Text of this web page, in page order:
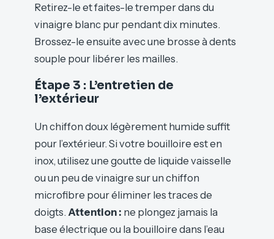
Retirez-le et faites-le tremper dans du
vinaigre blanc pur pendant dix minutes.
Brossez-le ensuite avec une brosse à dents
souple pour libérer les mailles.
Étape 3 : L’entretien de
l’extérieur
Un chiffon doux légèrement humide suffit
pour l’extérieur. Si votre bouilloire est en
inox, utilisez une goutte de liquide vaisselle
ou un peu de vinaigre sur un chiffon
microfibre pour éliminer les traces de
doigts. Attention : ne plongez jamais la
base électrique ou la bouilloire dans l’eau